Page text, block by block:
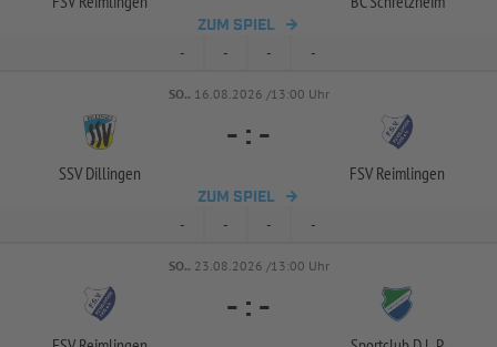
ZUM SPIEL
- - - -
SO.. 16.08.2026 /13:00 Uhr
SSV Dillingen
- : -
FSV Reimlingen
ZUM SPIEL
- - - -
SO.. 23.08.2026 /13:00 Uhr
- : -